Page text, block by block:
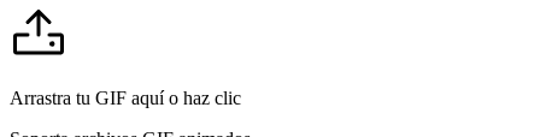
Arrastra tu GIF aquí o haz clic